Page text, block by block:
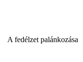
A fedélzet palánkozása